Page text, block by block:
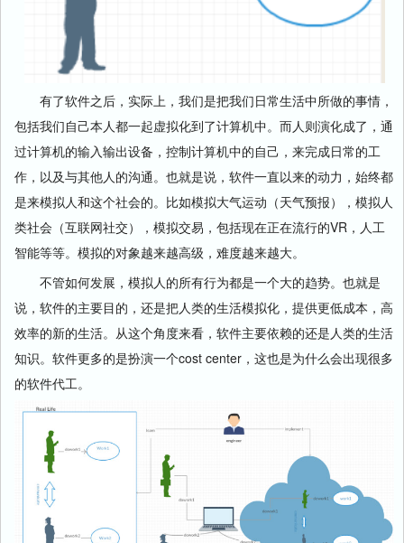
有了软件之后，实际上，我们是把我们日常生活中所做的事情，
包括我们自己本人都一起虚拟化到了计算机中。而人则演化成了，通
过计算机的输入输出设备，控制计算机中的自己，来完成日常的工
作，以及与其他人的沟通。也就是说，软件一直以来的动力，始终都
是来模拟人和这个社会的。比如模拟大气运动（天气预报），模拟人
类社会（互联网社交），模拟交易，包括现在正在流行的VR，人工
智能等等。模拟的对象越来越高级，难度越来越大。
不管如何发展，模拟人的所有行为都是一个大的趋势。也就是
说，软件的主要目的，还是把人类的生活模拟化，提供更低成本，高
效率的新的生活。从这个角度来看，软件主要依赖的还是人类的生活
知识。软件更多的是扮演一个cost center，这也是为什么会出现很多
的软件代工。